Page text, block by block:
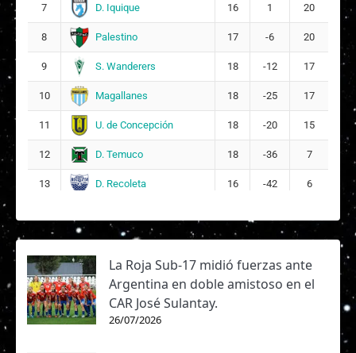
7 D. Iquique 16 1 20
8 Palestino 17 -6 20
9 S. Wanderers 18 -12 17
10 Magallanes 18 -25 17
11 U. de Concepción 18 -20 15
12 D. Temuco 18 -36 7
13 D. Recoleta 16 -42 6
La Roja Sub-17 midió fuerzas ante
Argentina en doble amistoso en el
CAR José Sulantay.
26/07/2026